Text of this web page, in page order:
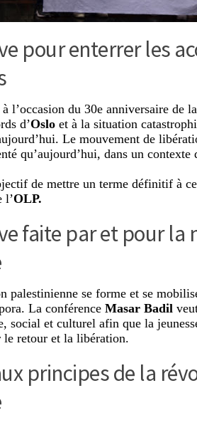
pour enterrer les
l’occasion du 30e anniversaire de
d’Oslo et à la situation
Le mouvement de
qu’aujourd’hui, dans un
de mettre un terme définitif à
l’OLP.
faite par et pour la
palestinienne se forme et se
La conférence Masar Badil
social et culturel afin que la
le retour et la libération.
principes de la